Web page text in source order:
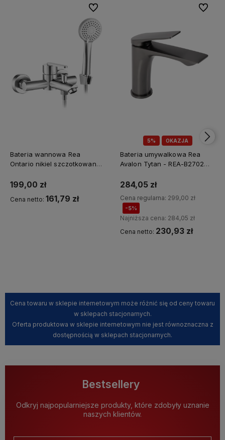
Bateria wannowa Rea
Ontario nikiel szczotkowany -
kodem REA5
199,00 zł
Cena netto: 161,79 zł
Do ulubionych
5% OKAZJA
Bateria umywalkowa Rea
Avalon Tytan - REA-B2702
REA5
284,05 zł
Cena regularna: 299,00 zł
-5%
Najniższa cena: 284,05 zł
Cena netto: 230,93 zł
Do
Cena towaru w sklepie internetowym może różnić się od ceny towaru
w sklepach stacjonarnych.
Oferta produktowa w sklepie internetowym nie jest równoznaczna z
dostępnością w sklepach stacjonarnych.
Bestsellery
Odkryj najpopularniejsze produkty, które zdobyły uznanie
naszych klientów.